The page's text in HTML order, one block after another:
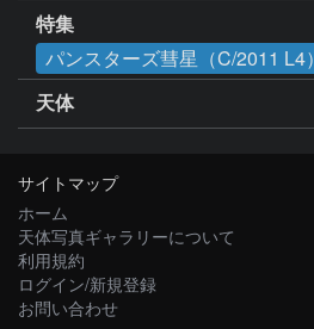
特集
パンスターズ彗星（C/2011 L4）
天体
サイトマップ
ホーム
天体写真ギャラリーについて
利用規約
ログイン/新規登録
お問い合わせ